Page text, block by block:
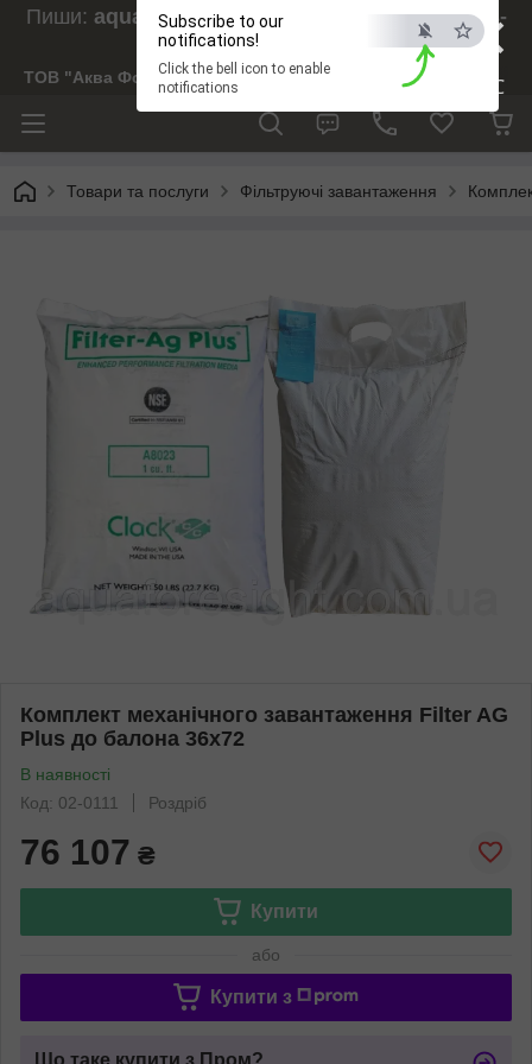
×
ESC
Subscribe to our
notifications!
Click the bell icon to enable
notifications
Пиши: aquaforesight@gmail.com , Дзвони:073-
238-29-97
ТОВ "Аква Форсайт"
Товари та послуги Фільтруючі завантаження
Комплект механічного завантаження Filter AG
Plus до балона 36х72
В наявності
Код: 02-0111
Роздріб
76 107 ₴
Купити
або
Купити з
Що таке купити з Пром?